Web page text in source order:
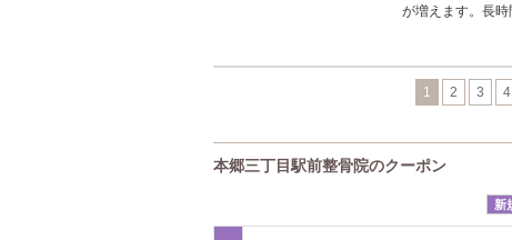
が増えます。長
1 2 3 4
本郷三丁目駅前整骨院のクーポン
新